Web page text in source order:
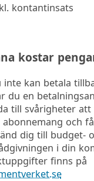
kontantinsats
kostar
inte kan betala
du en
till svårigheter
och
dig till budget-
i din
finns på